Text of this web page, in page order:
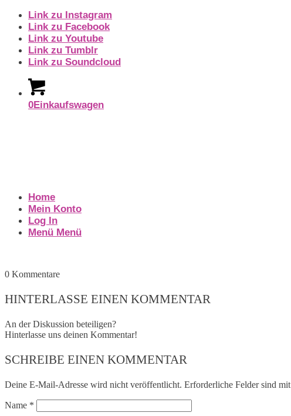
Link zu Instagram
Link zu Facebook
Link zu Youtube
Link zu Tumblr
Link zu Soundcloud
0Einkaufswagen
Home
Mein Konto
Log In
Menü Menü
0 Kommentare
HINTERLASSE EINEN KOMMENTAR
An der Diskussion beteiligen?
Hinterlasse uns deinen Kommentar!
SCHREIBE EINEN KOMMENTAR
Deine E-Mail-Adresse wird nicht veröffentlicht. Erforderliche Felder sind mit
Name *